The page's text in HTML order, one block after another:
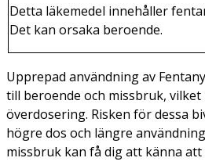
Detta läkemedel innehåller
Det kan orsaka beroende.
Upprepad användning av
till beroende och missbruk,
överdosering. Risken för dessa
högre dos och längre
missbruk kan få dig att känna